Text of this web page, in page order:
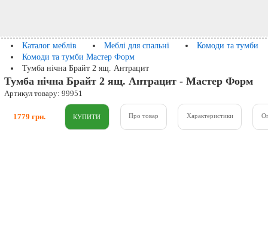
Каталог меблів Меблі для спальні
Комоди та тумби
Комоди та тумби Мастер Форм
Тумба нічна Брайт 2 ящ. Антрацит
Тумба нічна Брайт 2 ящ. Антрацит - Мастер Форм
Артикул товару: 99951
1779 грн. Про товар Характеристики